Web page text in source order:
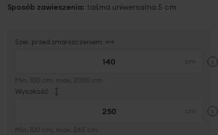
Sposób zawieszenia: taśma uniwersalna 5 cm
Szer. przed zmarszczeniem
Min. 100 cm, max. 2000 cm
Wysokość
Min. 100 cm, max. 265 cm